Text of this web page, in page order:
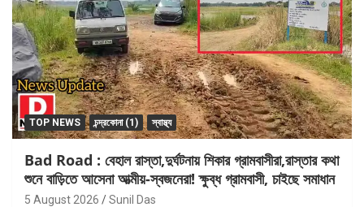
TOP NEWS চন্দ্রকোনা (1) স্বাস্থ্য
Bad Road : বেহাল রাস্তা,দুর্ঘটনায় শিকার গ্রামবাসীরা,রাস্তার কথা
শুনে বাড়িতে আসেনা আত্মীয়-স্বজনেরা! ক্ষুব্ধ গ্রামবাসী, চাইছে সমাধান
5 August 2026 Sunil Das